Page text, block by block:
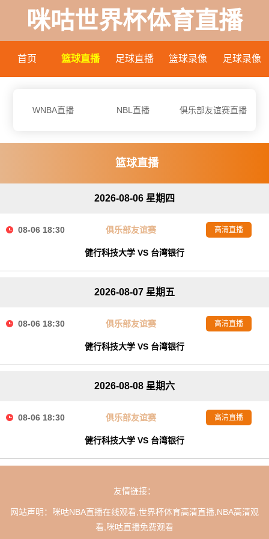
咪咕世界杯体育直播
首页 篮球直播 足球直播 篮球录像 足球录像
WNBA直播 NBL直播 俱乐部友谊赛直播
篮球直播
2026-08-06 星期四
08-06 18:30 俱乐部友谊赛
健行科技大学 VS 台湾银行
高清直播
2026-08-07 星期五
08-06 18:30 俱乐部友谊赛
健行科技大学 VS 台湾银行
高清直播
2026-08-08 星期六
08-06 18:30 俱乐部友谊赛
健行科技大学 VS 台湾银行
高清直播
友情链接：
网站声明：咪咕NBA直播在线观看,世界杯体育高清直播,NBA高清观
看,咪咕直播免费观看